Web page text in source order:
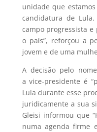
unidade que
candidatura de
campo progressista
o país”, reforçou a
jovem e de uma
A decisão pelo
a vice-presidente é
Lula durante esse
juridicamente a sua
Gleisi informou que
numa agenda firme